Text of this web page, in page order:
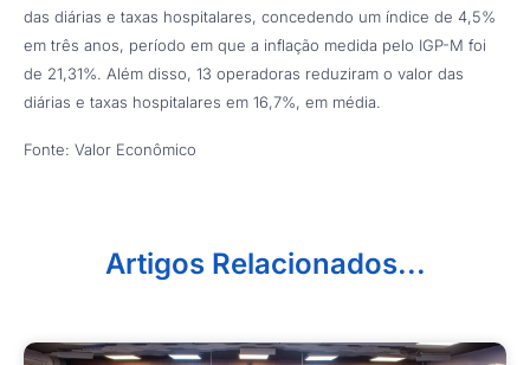
das diárias e taxas hospitalares, concedendo um índice de 4,5%
em três anos, período em que a inflação medida pelo IGP-M foi
de 21,31%. Além disso, 13 operadoras reduziram o valor das
diárias e taxas hospitalares em 16,7%, em média.
Fonte: Valor Econômico
Artigos Relacionados...